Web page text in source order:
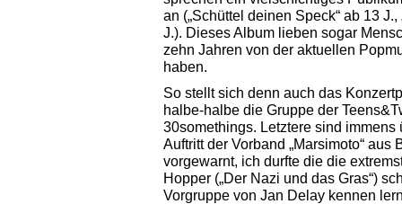
an („Schüttel deinen Speck“ ab 13 J.,
J.). Dieses Album lieben sogar
zehn Jahren von der aktuellen
haben.
So stellt sich denn auch das
halbe-halbe die Gruppe der
30somethings. Letztere sind immens
Auftritt der Vorband „Marsimoto“ aus
vorgewarnt, ich durfte die die
Hopper („Der Nazi und das Gras“)
Vorgruppe von Jan Delay kennen